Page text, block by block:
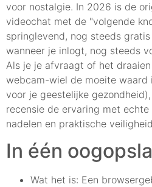
voor nostalgie. In 2026 is de
videochat met de "volgende
springlevend, nog steeds
wanneer je inlogt, nog steeds
Als je je afvraagt of het
webcam-wiel de moeite waard
voor je geestelijke
recensie de ervaring met
nadelen en praktische
In één
Wat het is: Een